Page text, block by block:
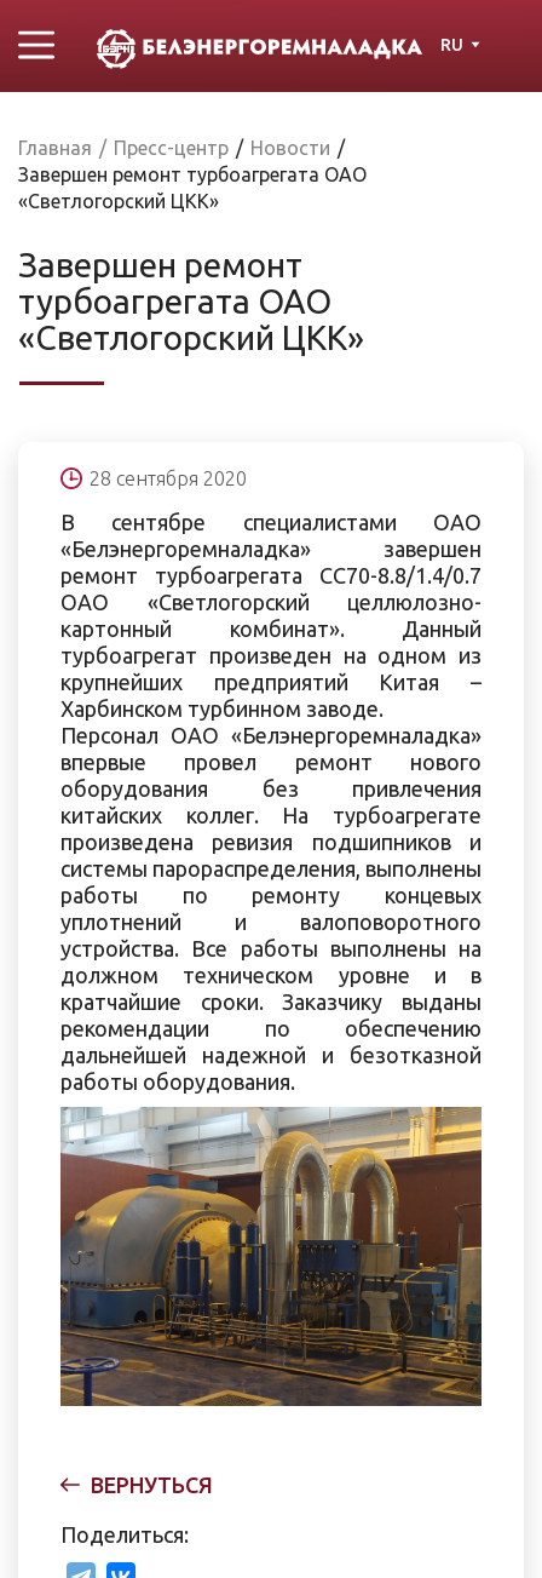
RU
Главная / Пресс-центр / Новости /
Завершен ремонт турбоагрегата ОАО
«Светлогорский ЦКК»
Завершен ремонт
турбоагрегата ОАО
«Светлогорский ЦКК»
28 сентября 2020
В сентябре специалистами ОАО
«Белэнергоремналадка» завершен
ремонт турбоагрегата СС70-8.8/1.4/0.7
ОАО «Светлогорский целлюлозно-
картонный комбинат». Данный
турбоагрегат произведен на одном из
крупнейших предприятий Китая –
Харбинском турбинном заводе.
Персонал ОАО «Белэнергоремналадка»
впервые провел ремонт нового
оборудования без привлечения
китайских коллег. На турбоагрегате
произведена ревизия подшипников и
системы парораспределения, выполнены
работы по ремонту концевых
уплотнений и валоповоротного
устройства. Все работы выполнены на
должном техническом уровне и в
кратчайшие сроки. Заказчику выданы
рекомендации по обеспечению
дальнейшей надежной и безотказной
работы оборудования.
ВЕРНУТЬСЯ
Поделиться: